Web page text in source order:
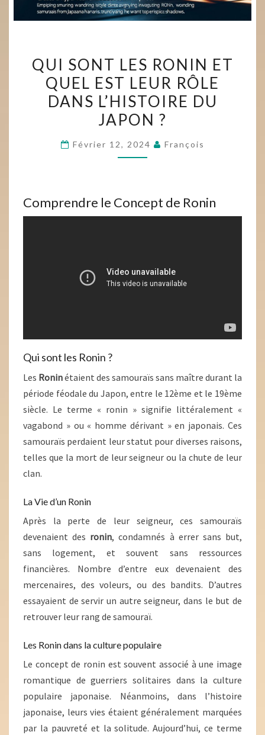
SONT
LES
RONIN
ET
EST
L’HISTOIRE
QUI SONT LES RONIN ET
QUEL EST LEUR RÔLE
DANS L’HISTOIRE DU
JAPON ?
Février 12, 2024 François
Comprendre le Concept de Ronin
Qui sont les Ronin ?
Les Roninétaient des samouraïs sans maître durant la
période féodale du Japon, entre le 12ème et le 19ème
siècle. Le terme « ronin » signifie littéralement «
vagabond » ou « homme dérivant » en japonais. Ces
samouraïs perdaient leur statut pour diverses raisons,
telles que la mort de leur seigneur ou la chute de leur
clan.
La Vie d’un Ronin
Après la perte de leur seigneur, ces samouraïs
devenaient des ronin, condamnés à errer sans but,
sans logement, et souvent sans ressources
financières. Nombre d’entre eux devenaient des
mercenaires, des voleurs, ou des bandits. D’autres
essayaient de servir un autre seigneur, dans le but de
retrouver leur rang de samouraï.
Les Ronin dans la culture populaire
Le concept de ronin est souvent associé à une image
romantique de guerriers solitaires dans la culture
populaire japonaise. Néanmoins, dans l’histoire
japonaise, leurs vies étaient généralement marquées
par la pauvreté et la solitude. Aujourd’hui, ce terme